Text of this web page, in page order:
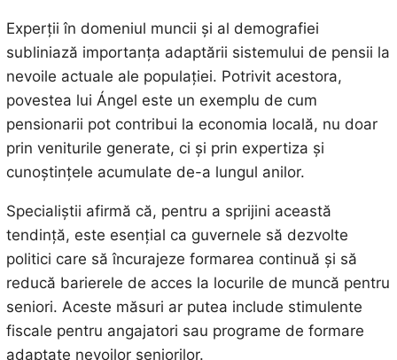
Experții în domeniul muncii și al demografiei
subliniază importanța adaptării sistemului de pensii la
nevoile actuale ale populației. Potrivit acestora,
povestea lui Ángel este un exemplu de cum
pensionarii pot contribui la economia locală, nu doar
prin veniturile generate, ci și prin expertiza și
cunoștințele acumulate de-a lungul anilor.
Specialiștii afirmă că, pentru a sprijini această
tendință, este esențial ca guvernele să dezvolte
politici care să încurajeze formarea continuă și să
reducă barierele de acces la locurile de muncă pentru
seniori. Aceste măsuri ar putea include stimulente
fiscale pentru angajatori sau programe de formare
adaptate nevoilor seniorilor.